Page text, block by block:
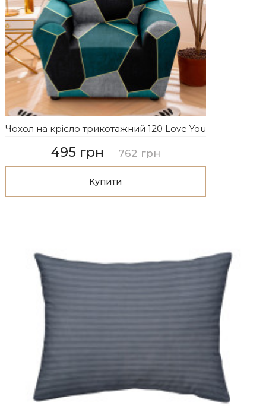
Чохол на крісло трикотажний 120 Love You
495 грн 762 грн
Купити